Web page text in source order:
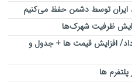
ایران توسط دشمن حفظ می‌کنیم
ظرفیت شهرک‌ها
و سکه امروز یکشنبه ۱۸مرداد/ افزایش قیمت ها + جدول و
ها